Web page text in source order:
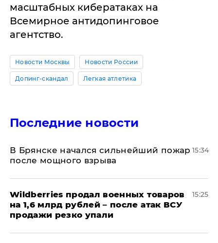
масштабных кибератаках на
Всемирное антидопинговое
агентство.
Новости Москвы Новости России
Допинг-скандал Легкая атлетика
Последние новости
В Брянске начался сильнейший пожар
после мощного взрыва
15:34
​Wildberries продал военных товаров
на 1,6 млрд рублей – после атак ВСУ
продажи резко упали
15:25